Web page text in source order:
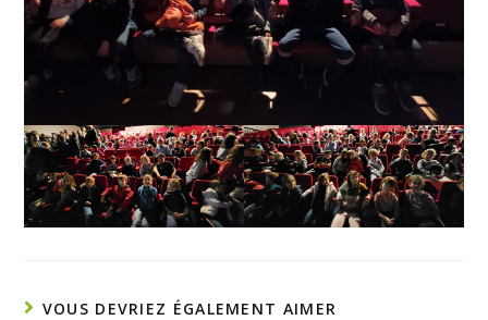
VOUS DEVRIEZ ÉGALEMENT AIMER